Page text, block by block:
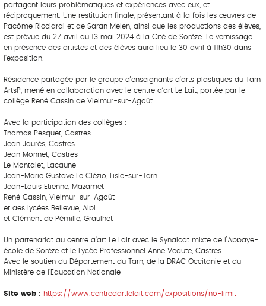
partagent leurs problématiques et expériences avec eux, et
réciproquement. Une restitution finale, présentant à la fois les œuvres de
Pacôme Ricciardi et de Sarah Melen, ainsi que les productions des élèves,
est prévue du 27 avril au 13 mai 2024 à la Cité de Sorèze. Le vernissage
en présence des artistes et des élèves aura lieu le 30 avril à 11h30 dans
l’exposition.
Résidence partagée par le groupe d’enseignants d’arts plastiques du Tarn
ArtsP, mené en collaboration avec le centre d’art Le Lait, portée par le
collège René Cassin de Vielmur-sur-Agoût.
Avec la participation des collèges :
Thomas Pesquet, Castres
Jean Jaurès, Castres
Jean Monnet, Castres
Le Montalet, Lacaune
Jean-Marie Gustave Le Clézio, Lisle-sur-Tarn
Jean-Louis Etienne, Mazamet
René Cassin, Vielmur-sur-Agoût
et des lycées Bellevue, Albi
et Clément de Pémille, Graulhet
Un partenariat du centre d’art Le Lait avec le Syndicat mixte de l’Abbaye-
école de Sorèze et le Lycée Professionnel Anne Veaute, Castres.
Avec le soutien du Département du Tarn, de la DRAC Occitanie et du
Ministère de l’Education Nationale
Site web : https://www.centredartlelait.com/expositions/no-limit